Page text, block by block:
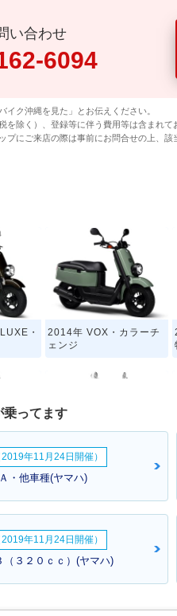
い合わせ
6094
ク沖縄を見た」とお伝えください。
除く）、登録等に伴う費用等は含まれ
プにご来店の際は事前にお問合せの上、
・
2014年 VOX・カラーチ
ェンジ
・
2007年 VOX DELUXE・
乗ってます
年11月24日開催）
・他車種(ヤマハ)
年11月24日開催）
３２０ｃｃ）(ヤマハ)